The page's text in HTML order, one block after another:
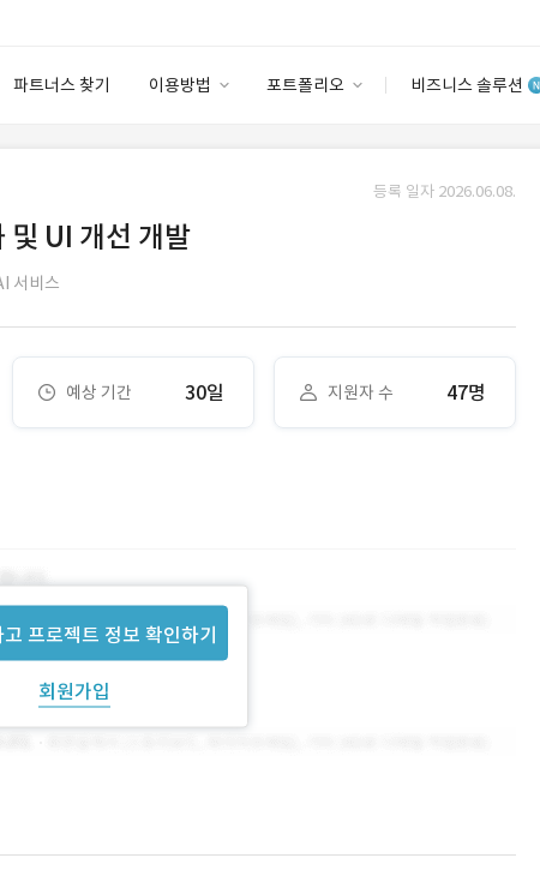
파트너스 찾기 이용방법 포트폴리오 비즈니스 솔루션
이용요금
고객센터
안심 코드 케어
등록 일자 2026.06.08.
및 UI 개선 개발
서비스
예상 기간 30일 지원자 수 47명
프로젝트 정보 확인하기
회원가입